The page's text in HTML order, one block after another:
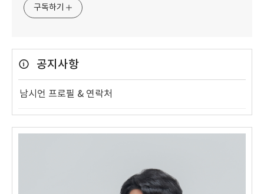
구독하기
공지사항
남시언 프로필 & 연락처